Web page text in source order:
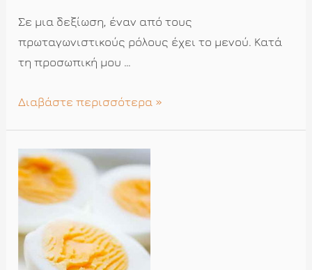
Σε μια δεξίωση, έναν από τους
πρωταγωνιστικούς ρόλους έχει το μενού. Κατά
τη προσωπική μου …
Όταν
βρίσκεται
στον
χώρο
δεξίωσης
Διαβάστε περισσότερα »